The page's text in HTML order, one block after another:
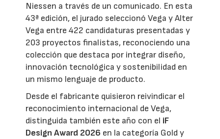
Niessen a través de un comunicado. En esta
43ª edición, el jurado seleccionó Vega y Alter
Vega entre 422 candidaturas presentadas y
203 proyectos finalistas, reconociendo una
colección que destaca por integrar diseño,
innovación tecnológica y sostenibilidad en
un mismo lenguaje de producto.
Desde el fabricante quisieron reivindicar el
reconocimiento internacional de Vega,
distinguida también este año con el iF
Design Award 2026 en la categoría Gold y